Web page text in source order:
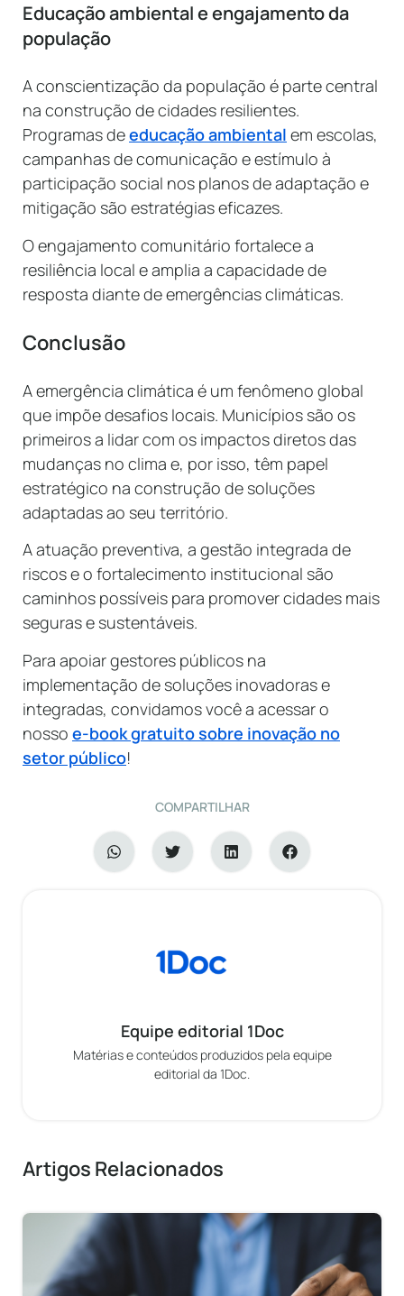
Educação ambiental e engajamento da
população
A conscientização da população é parte central
na construção de cidades resilientes.
Programas deeducação ambiental em escolas,
campanhas de comunicação e estímulo à
participação social nos planos de adaptação e
mitigação são estratégias eficazes.
O engajamento comunitário fortalece a
resiliência local e amplia a capacidade de
resposta diante de emergências climáticas.
Conclusão
A emergência climática é um fenômeno global
que impõe desafios locais. Municípios são os
primeiros a lidar com os impactos diretos das
mudanças no clima e, por isso, têm papel
estratégico na construção de soluções
adaptadas ao seu território.
A atuação preventiva, a gestão integrada de
riscos e o fortalecimento institucional são
caminhos possíveis para promover cidades mais
seguras e sustentáveis.
Para apoiar gestores públicos na
implementação de soluções inovadoras e
integradas, convidamos você a acessar o
nosso e-book gratuito sobre inovação no
setor público!
COMPARTILHAR
Equipe editorial 1Doc
Matérias e conteúdos produzidos pela equipe
editorial da 1Doc.
Artigos Relacionados